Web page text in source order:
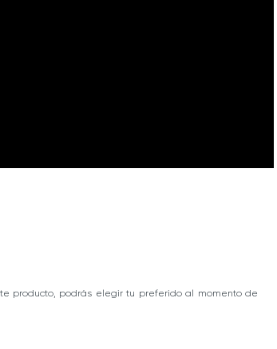
producto, podrás elegir tu preferido al momento de